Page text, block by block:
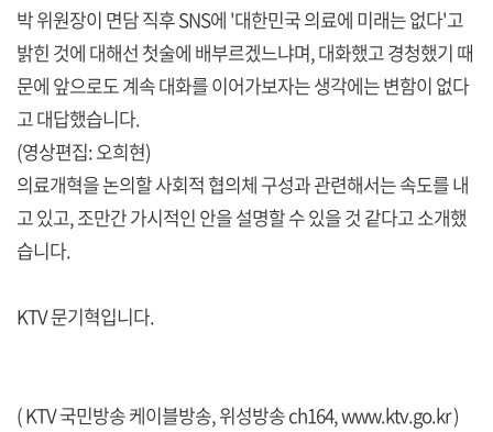
박 위원장이 면담 직후 SNS에 '대한민국 의료에 미래는 없다'고
밝힌 것에 대해선 첫술에 배부르겠느냐며, 대화했고 경청했기 때
문에 앞으로도 계속 대화를 이어가보자는 생각에는 변함이 없다
고 대답했습니다.
(영상편집: 오희현)
의료개혁을 논의할 사회적 협의체 구성과 관련해서는 속도를 내
고 있고, 조만간 가시적인 안을 설명할 수 있을 것 같다고 소개했
습니다.
KTV 문기혁입니다.
( KTV 국민방송 케이블방송, 위성방송 ch164,www.ktv.go.kr)